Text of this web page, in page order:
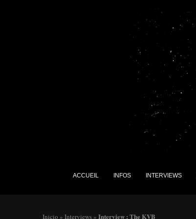
ACCUEIL INFOS INTERVIEWS
Inicio » Interviews » Interview : The KVB